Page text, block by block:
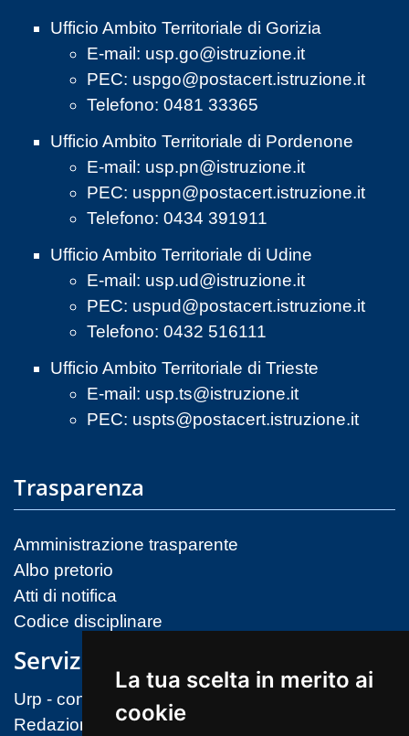
La tua scelta in merito ai
cookie
Ufficio Ambito Territoriale di Gorizia
E-mail: usp.go@istruzione.it
PEC: uspgo@postacert.istruzione.it
Telefono: 0481 33365
Ufficio Ambito Territoriale di Pordenone
E-mail: usp.pn@istruzione.it
PEC: usppn@postacert.istruzione.it
Telefono: 0434 391911
Ufficio Ambito Territoriale di Udine
E-mail: usp.ud@istruzione.it
PEC: uspud@postacert.istruzione.it
Telefono: 0432 516111
Ufficio Ambito Territoriale di Trieste
E-mail: usp.ts@istruzione.it
PEC: uspts@postacert.istruzione.it
Trasparenza
Amministrazione trasparente
Albo pretorio
Atti di notifica
Codice disciplinare
Servizi
Urp - contatti
Redazione sito